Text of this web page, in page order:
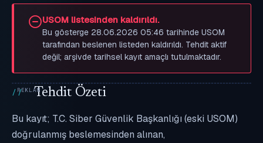
USOM listesinden kaldırıldı.
Bu gösterge 28.06.2026 05:46 tarihinde USOM
tarafından beslenen listeden kaldırıldı. Tehdit aktif
değil; arşivde tarihsel kayıt amaçlı tutulmaktadır.
Tehdit Özeti
Bu kayıt; T.C. Siber Güvenlik Başkanlığı (eski USOM)
doğrulanmış beslemesinden alınan,